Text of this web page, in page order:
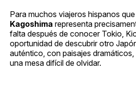
Para muchos viajeros hispanos
Kagoshima representa
falta después de conocer Tokio,
oportunidad de descubrir otro
auténtico, con paisajes
una mesa difícil de olvidar.